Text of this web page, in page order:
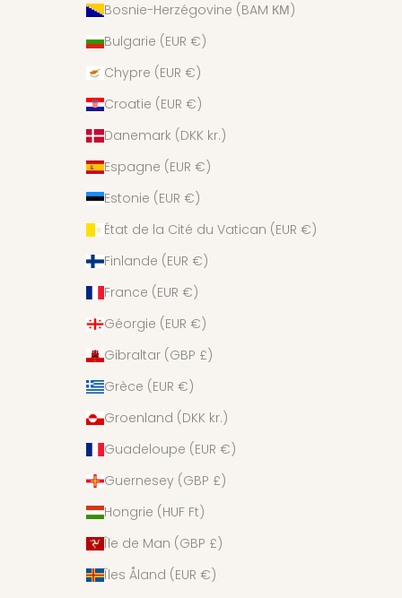
Bosnie-Herzégovine (BAM КМ)
Bulgarie (EUR €)
Chypre (EUR €)
Croatie (EUR €)
Danemark (DKK kr.)
Espagne (EUR €)
Estonie (EUR €)
État de la Cité du Vatican (EUR €)
Finlande (EUR €)
France (EUR €)
Géorgie (EUR €)
Gibraltar (GBP £)
Grèce (EUR €)
Groenland (DKK kr.)
Guadeloupe (EUR €)
Guernesey (GBP £)
Hongrie (HUF Ft)
Île de Man (GBP £)
Îles Åland (EUR €)